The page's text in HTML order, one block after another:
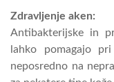
Zdravljenje aken:
Antibakterijske in
lahko pomagajo
neposredno na